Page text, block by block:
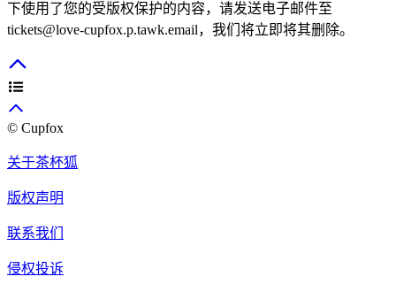
下使用了您的受版权保护的内容，请发送电子邮件至
tickets@love-cupfox.p.tawk.email，我们将立即将其删除。
© Cupfox
关于茶杯狐
版权声明
联系我们
侵权投诉